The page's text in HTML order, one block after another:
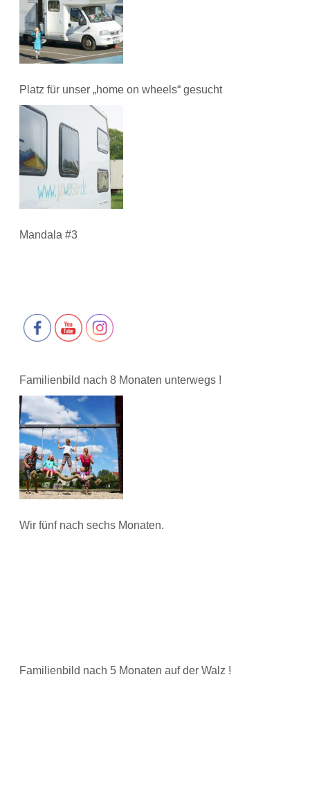
Platz für unser „home on wheels“ gesucht
Mandala #3
Familienbild nach 8 Monaten unterwegs !
Wir fünf nach sechs Monaten.
Familienbild nach 5 Monaten auf der Walz !